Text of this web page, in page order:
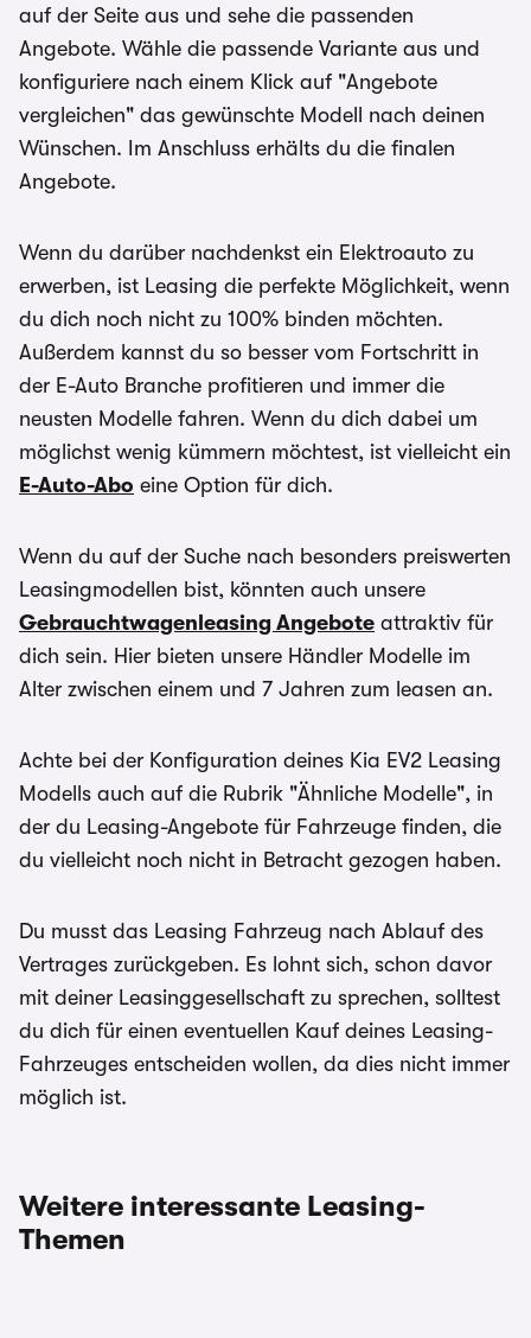
auf der Seite aus und sehe die passenden
Angebote. Wähle die passende Variante aus und
konfiguriere nach einem Klick auf "Angebote
vergleichen" das gewünschte Modell nach deinen
Wünschen. Im Anschluss erhälts du die finalen
Angebote.
Wenn du darüber nachdenkst ein Elektroauto zu
erwerben, ist Leasing die perfekte Möglichkeit, wenn
du dich noch nicht zu 100% binden möchten.
Außerdem kannst du so besser vom Fortschritt in
der E-Auto Branche profitieren und immer die
neusten Modelle fahren. Wenn du dich dabei um
möglichst wenig kümmern möchtest, ist vielleicht ein
E-Auto-Abo eine Option für dich.
Wenn du auf der Suche nach besonders preiswerten
Leasingmodellen bist, könnten auch unsere
Gebrauchtwagenleasing Angebote attraktiv für
dich sein. Hier bieten unsere Händler Modelle im
Alter zwischen einem und 7 Jahren zum leasen an.
Achte bei der Konfiguration deines Kia EV2 Leasing
Modells auch auf die Rubrik "Ähnliche Modelle", in
der du Leasing-Angebote für Fahrzeuge finden, die
du vielleicht noch nicht in Betracht gezogen haben.
Du musst das Leasing Fahrzeug nach Ablauf des
Vertrages zurückgeben. Es lohnt sich, schon davor
mit deiner Leasinggesellschaft zu sprechen, solltest
du dich für einen eventuellen Kauf deines Leasing-
Fahrzeuges entscheiden wollen, da dies nicht immer
möglich ist.
Weitere interessante Leasing-
Themen